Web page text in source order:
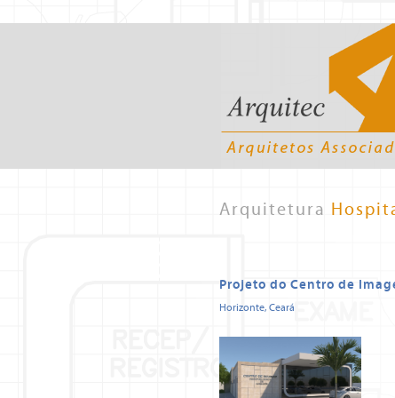
Arquitetura
Projeto do Centro de
Horizonte, Ceará